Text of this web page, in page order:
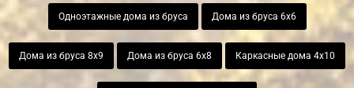
Одноэтажные дома из бруса Дома из бруса 6х6
Дома из бруса 8х9 Дома из бруса 6х8 Каркасные дома 4х10